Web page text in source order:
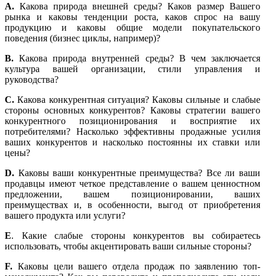
А. Какова природа внешней среды? Каков размер Вашего
рынка и каковы тенденции роста, каков спрос на вашу
продукцию и каковы общие модели покупательского
поведения (бизнес циклы, например)?
В. Какова природа внутренней среды? В чем заключается
культура вашей организации, стили управления и
руководства?
С. Какова конкурентная ситуация? Каковы сильные и слабые
стороны основных конкурентов? Каковы стратегии вашего
конкурентного позиционирования и восприятие их
потребителями? Насколько эффективны продажные усилия
ваших конкурентов и насколько постоянны их ставки или
цены?
D. Каковы ваши конкурентные преимущества? Все ли ваши
продавцы имеют четкое представление о вашем ценностном
предложении, вашем позиционировании, ваших
преимуществах и, в особенности, выгод от приобретения
вашего продукта или услуги?
E. Какие слабые стороны конкурентов вы собираетесь
использовать, чтобы акцентировать ваши сильные стороны?
F. Каковы цели вашего отдела продаж по заявлению топ-